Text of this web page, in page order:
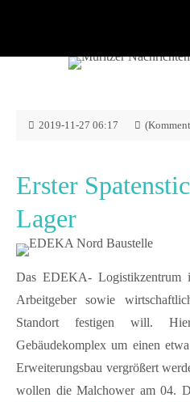
Kontakt
Info´s
Impressum
Datenschutz
Kontakt
2019-11-27 06:17
Erster
Lager
Das EDEKA-
Arbeitgeber sowie
Standort festigen will.
Gebäudekomplex um einen
Erweiterungsbau vergrößert
wollen die Malchower am 04.